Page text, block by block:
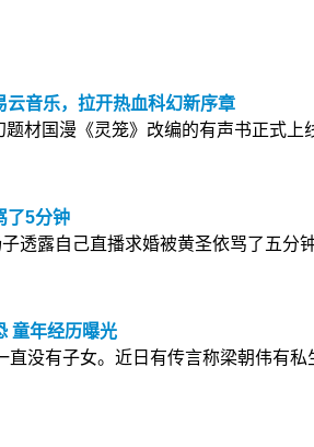
音乐，拉开热血科幻新序章
国漫《灵笼》改编的有声书正式上
了5分钟
露自己直播求婚被黄圣依骂了五分
童年经历曝光
没有子女。近日有传言称梁朝伟有